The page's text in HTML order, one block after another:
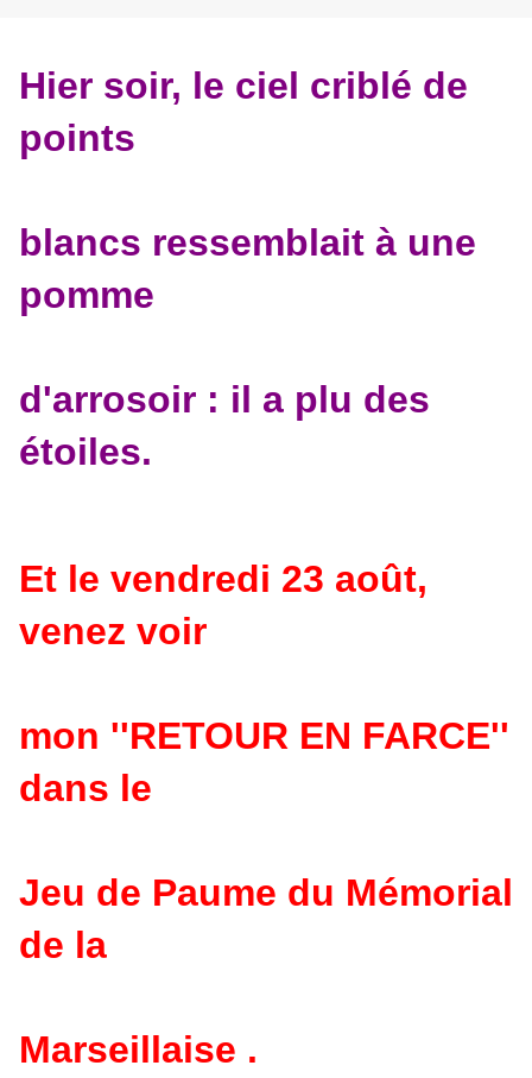
Hier soir, le ciel criblé de
points
blancs ressemblait à une
pomme
d'arrosoir : il a plu des
étoiles.
Et le vendredi 23 août,
venez voir
mon ''RETOUR EN FARCE''
dans le
Jeu de Paume du Mémorial
de la
Marseillaise .